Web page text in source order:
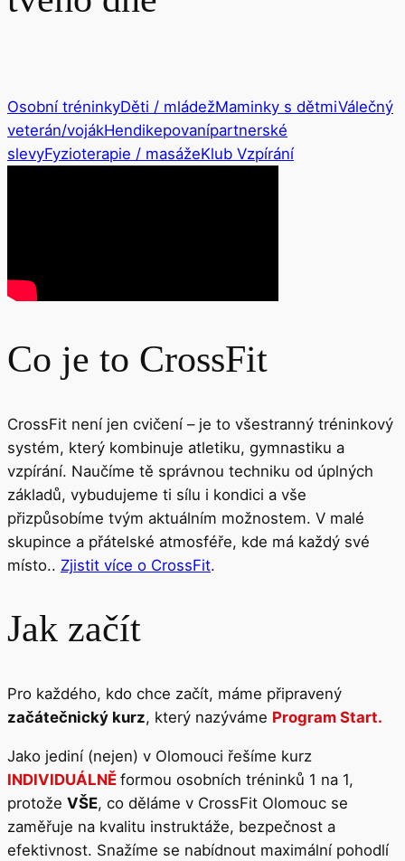
Osobní tréninkyDěti / mládežMaminky s dětmiVálečný
veterán/vojákHendikepovanípartnerské
slevyFyzioterapie / masážeKlub Vzpírání
Co je to CrossFit
CrossFit není jen cvičení – je to všestranný tréninkový
systém, který kombinuje atletiku, gymnastiku a
vzpírání. Naučíme tě správnou techniku od úplných
základů, vybudujeme ti sílu i kondici a vše
přizpůsobíme tvým aktuálním možnostem. V malé
skupince a přátelské atmosféře, kde má každý své
místo.. Zjistit více o CrossFit.
Jak začít
Pro každého, kdo chce začít, máme připravený
začátečnický kurz, který nazýváme Program Start.
Jako jediní (nejen) v Olomouci řešíme kurz
INDIVIDUÁLNĚ formou osobních tréninků 1 na 1,
protože VŠE, co děláme v CrossFit Olomouc se
zaměřuje na kvalitu instruktáže, bezpečnost a
efektivnost. Snažíme se nabídnout maximální pohodlí